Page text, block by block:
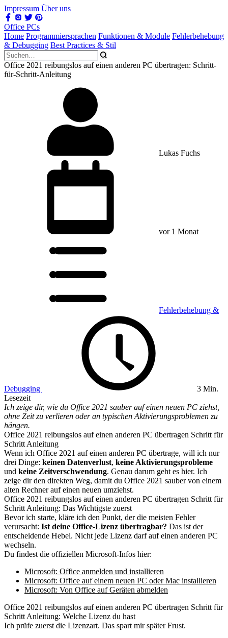
Impressum Über uns
Office PCs
Home Programmiersprachen Funktionen & Module Fehlerbehebung
& Debugging Best Practices & Stil
Office 2021 reibungslos auf einen anderen PC übertragen: Schritt-
für-Schritt-Anleitung
Lukas Fuchs
vor 1 Monat
Fehlerbehebung &
Debugging
3 Min.
Lesezeit
Ich zeige dir, wie du Office 2021 sauber auf einen neuen PC ziehst,
ohne Zeit zu verlieren oder an typischen Aktivierungsproblemen zu
hängen.
Office 2021 reibungslos auf einen anderen PC übertragen Schritt für
Schritt Anleitung
Wenn ich Office 2021 auf einen anderen PC übertrage, will ich nur
drei Dinge: keinen Datenverlust, keine Aktivierungsprobleme
und keine Zeitverschwendung. Genau darum geht es hier. Ich
zeige dir den direkten Weg, damit du Office 2021 sauber von einem
alten Rechner auf einen neuen umziehst.
Office 2021 reibungslos auf einen anderen PC übertragen Schritt für
Schritt Anleitung: Das Wichtigste zuerst
Bevor ich starte, kläre ich den Punkt, der die meisten Fehler
verursacht: Ist deine Office-Lizenz übertragbar? Das ist der
entscheidende Hebel. Nicht jede Lizenz darf auf einen anderen PC
wechseln.
Du findest die offiziellen Microsoft-Infos hier:
Microsoft: Office anmelden und installieren
Microsoft: Office auf einem neuen PC oder Mac installieren
Microsoft: Von Office auf Geräten abmelden
Office 2021 reibungslos auf einen anderen PC übertragen Schritt für
Schritt Anleitung: Welche Lizenz du hast
Ich prüfe zuerst die Lizenzart. Das spart mir später Frust.